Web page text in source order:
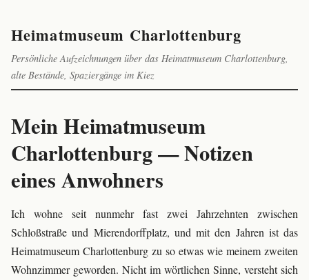
Heimatmuseum Charlottenburg
Persönliche Aufzeichnungen über das Heimatmuseum Charlottenburg,
alte Bestände, Spaziergänge im Kiez
Mein Heimatmuseum
Charlottenburg — Notizen
eines Anwohners
Ich wohne seit nunmehr fast zwei Jahrzehnten zwischen
Schloßstraße und Mierendorffplatz, und mit den Jahren ist das
Heimatmuseum Charlottenburg zu so etwas wie meinem zweiten
Wohnzimmer geworden. Nicht im wörtlichen Sinne, versteht sich